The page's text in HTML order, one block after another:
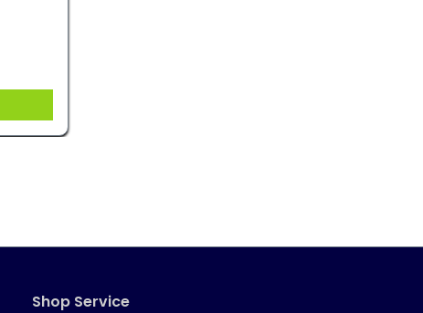
Shop Service